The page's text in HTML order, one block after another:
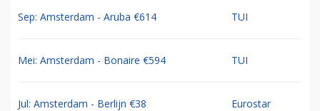
Sep: Amsterdam - Aruba €614 TUI
Mei: Amsterdam - Bonaire €594 TUI
Jul: Amsterdam - Berlijn €38 Eurostar